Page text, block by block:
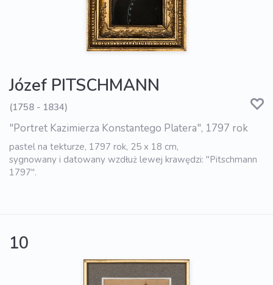
Józef PITSCHMANN
(1758 - 1834)
"Portret Kazimierza Konstantego Platera", 1797 rok
pastel na tekturze, 1797 rok, 25 x 18 cm,
sygnowany i datowany wzdłuż lewej krawędzi: "Pitschmann
1797".
10